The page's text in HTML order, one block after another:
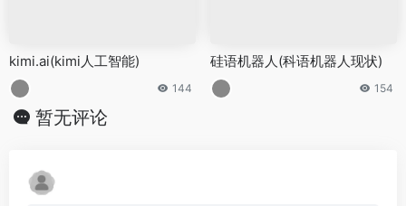
kimi.ai(kimi人工智能)
144
硅语机器人(科语机器人现状)
154
暂无评论